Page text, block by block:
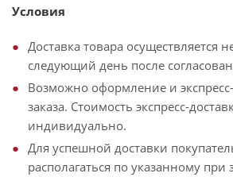
Условия
Доставка товара осуществляется
следующий день после
Возможно оформление и
заказа. Стоимость экспресс-
индивидуально.
Для успешной доставки
располагаться по указанному при